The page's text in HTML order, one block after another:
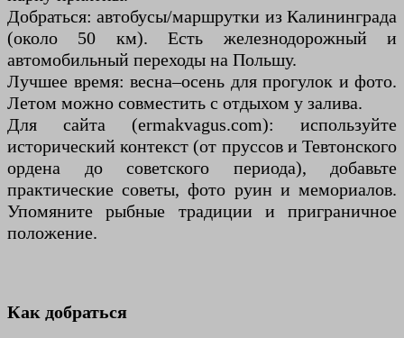
Добраться: автобусы/маршрутки из Калининграда
(около 50 км). Есть железнодорожный и
автомобильный переходы на Польшу.
Лучшее время: весна–осень для прогулок и фото.
Летом можно совместить с отдыхом у залива.
Для сайта (ermakvagus.com): используйте
исторический контекст (от пруссов и Тевтонского
ордена до советского периода), добавьте
практические советы, фото руин и мемориалов.
Упомяните рыбные традиции и приграничное
положение.
Как добраться